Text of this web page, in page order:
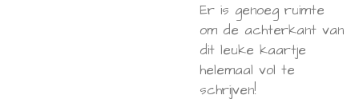
Er is genoeg ruimte
om de achterkant van
dit leuke kaartje
helemaal vol te
schrijven!